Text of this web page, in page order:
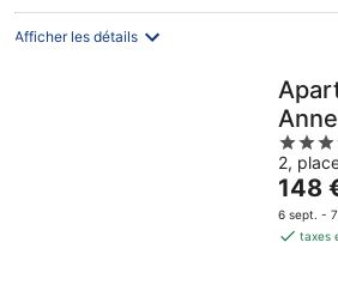
nuit
Afficher les détails
4
out
of
5
2,
Le
prix
est
148
6 sept. -
taxes